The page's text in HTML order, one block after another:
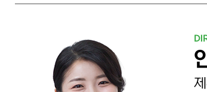
안녕하십니까? 제6대 기후에너지환경부 온실